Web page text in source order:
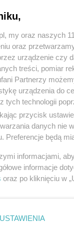
SYSTEMY
wyświetleń: 25,
504789897, kategoria:
my oraz naszych
oraz
urządzenie czy
treści, pomiar
Partnerzy
urządzenia do
tych technologii
przycisk
danych nie
Preferencje będą
informacjami,
informacje
oraz po kliknięciu w
USTAWIENIA